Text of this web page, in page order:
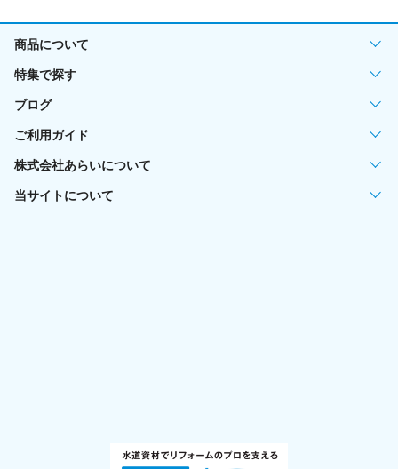
商品について
特集で探す
ブログ
ご利用ガイド
株式会社あらいについて
当サイトについて